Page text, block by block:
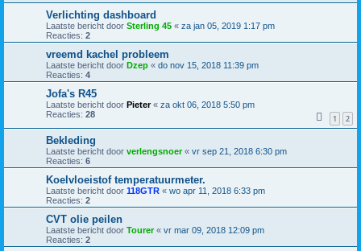
Verlichting dashboard
Laatste bericht door Sterling 45 « za jan 05, 2019 1:17 pm
Reacties: 2
vreemd kachel probleem
Laatste bericht door Dzep « do nov 15, 2018 11:39 pm
Reacties: 4
Jofa's R45
Laatste bericht door Pieter« za okt 06, 2018 5:50 pm
Reacties: 28 1 2
Bekleding
Laatste bericht door verlengsnoer« vr sep 21, 2018 6:30 pm
Reacties: 6
Koelvloeistof temperatuurmeter.
Laatste bericht door 118GTR « wo apr 11, 2018 6:33 pm
Reacties: 2
CVT olie peilen
Laatste bericht door Tourer« vr mar 09, 2018 12:09 pm
Reacties: 2